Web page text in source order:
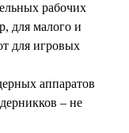
рабочих
для малого и
для игровых
аппаратов
– не